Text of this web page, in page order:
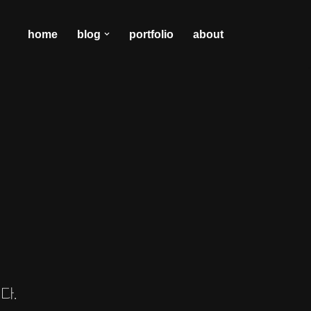
home blog portfolio about
.